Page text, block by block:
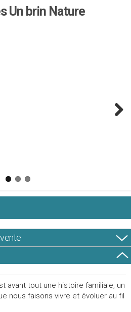
Un brin Nature
avant tout une histoire familiale, un
nous faisons vivre et évoluer au fil